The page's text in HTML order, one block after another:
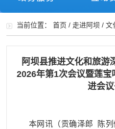
当前位置：首页 /走进阿坝 /文
阿坝县推进文化和旅游
2026年第1次会议暨莲
进会
本网讯（贡确泽郎 陈列